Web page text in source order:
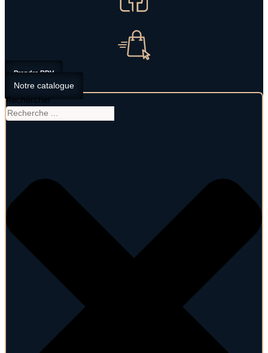
Prendre RDV
Notre catalogue
Rechercher